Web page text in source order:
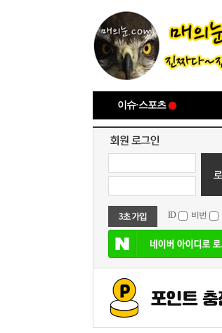
이슈·스포츠
ID 비번